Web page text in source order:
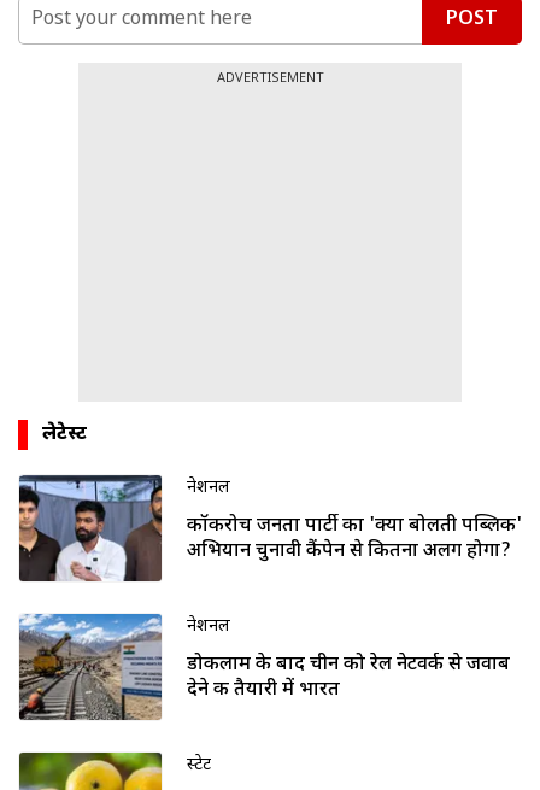
POST
ADVERTISEMENT
लेटेस्ट
नेशनल
कॉकरोच जनता पार्टी का 'क्या बोलती पब्लिक'
अभियान चुनावी कैंपेन से कितना अलग होगा?
नेशनल
डोकलाम के बाद चीन को रेल नेटवर्क से जवाब
देने की तैयारी में भारत
स्टेट